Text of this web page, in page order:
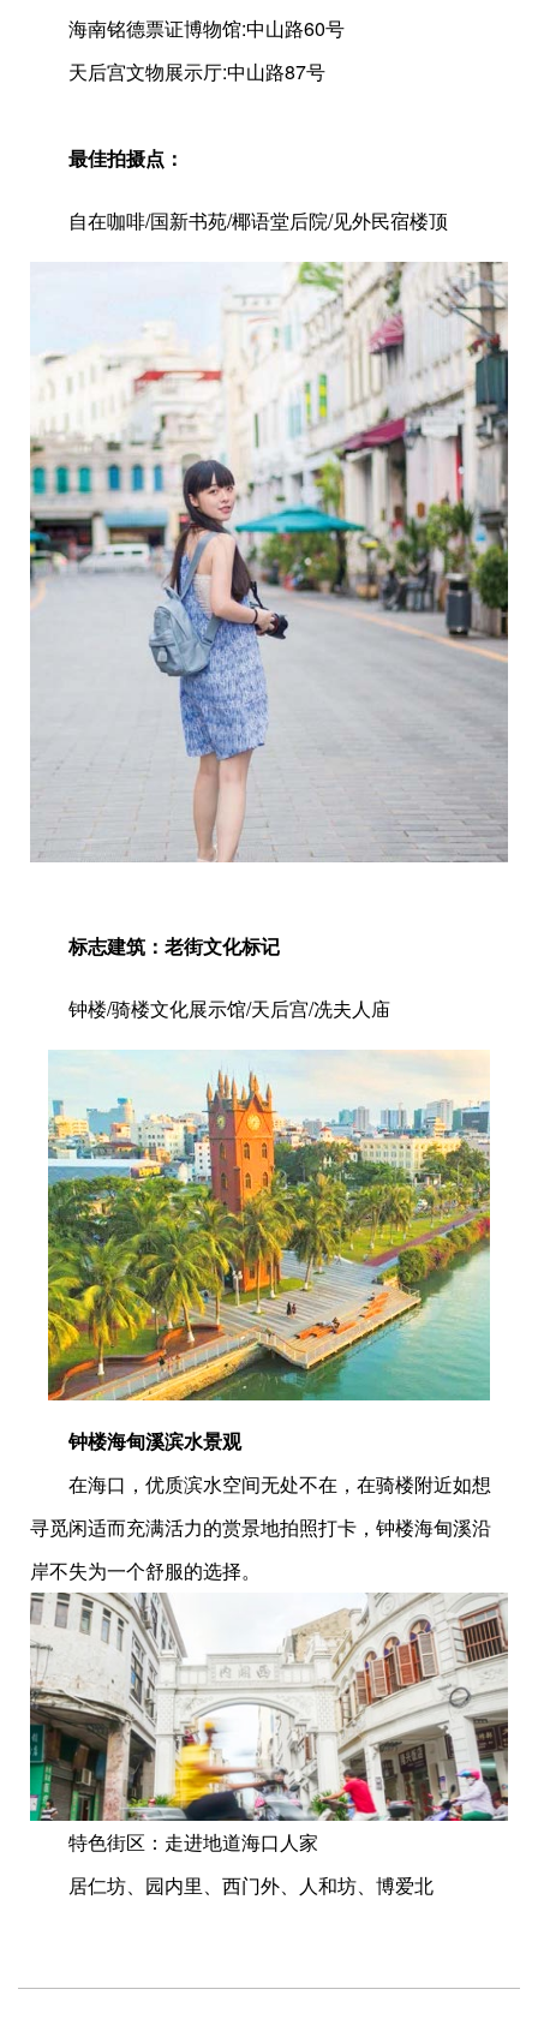
海南铭德票证博物馆:中山路60号
天后宫文物展示厅:中山路87号
最佳拍摄点：
自在咖啡/国新书苑/椰语堂后院/见外民宿楼顶
标志建筑：老街文化标记
钟楼/骑楼文化展示馆/天后宫/冼夫人庙
钟楼海甸溪滨水景观
在海口，优质滨水空间无处不在，在骑楼附近如想
寻觅闲适而充满活力的赏景地拍照打卡，钟楼海甸溪沿
岸不失为一个舒服的选择。
特色街区：走进地道海口人家
居仁坊、园内里、西门外、人和坊、博爱北